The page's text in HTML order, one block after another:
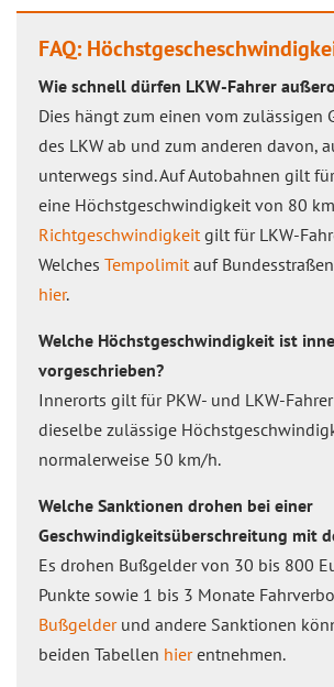
FAQ:
Wie schnell dürfen LKW-Fahrer
Dies hängt zum einen vom zulässigen
des LKW ab und zum anderen davon,
unterwegs sind. Auf Autobahnen gilt
eine Höchstgeschwindigkeit von 80
Richtgeschwindigkeitgilt für LKW-
Welches Tempolimitauf
hier.
Welche Höchstgeschwindigkeit ist
vorgeschrieben?
Innerorts gilt für PKW- und LKW-
dieselbe zulässige
normalerweise 50 km/h.
Welche Sanktionen drohen bei einer
Geschwindigkeitsüberschreitung mit
Es drohen Bußgelder von 30 bis 800
Punkte sowie 1 bis 3 Monate
Bußgelderund andere Sanktionen
beiden Tabellen hierentnehmen.